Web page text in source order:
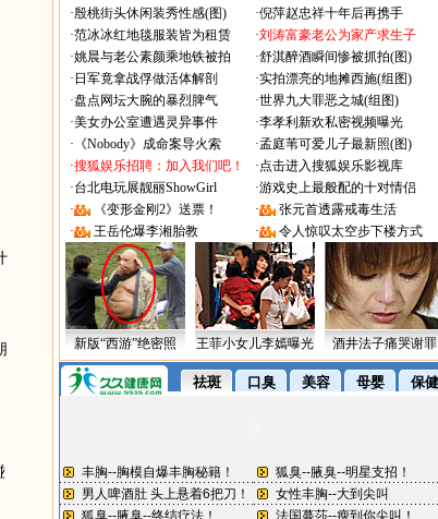
·殷桃街头休闲装秀性感(图) ·倪萍赵忠祥十年后再携手
·范冰冰红地毯服装皆为租赁 ·刘涛富豪老公为家产求生子
·姚晨与老公素颜乘地铁被拍 ·舒淇醉酒瞬间惨被抓拍(图)
· 日军竟拿战俘做活体解剖 ·实拍漂亮的地摊西施(组图)
·盘点网坛大腕的暴烈脾气 ·世界九大罪恶之城(组图)
·美女办公室遭遇灵异事件 ·李孝利新欢私密视频曝光
· 《Nobody》成命案导火索 ·孟庭苇可爱儿子最新照(图)
·搜狐娱乐招聘：加入我们吧！ ·点击进入搜狐娱乐影视库
·台北电玩展靓丽ShowGirl ·游戏史上最般配的十对情侣
·
《变形金刚2》送票！ ·
张元首透露戒毒生活
·
王岳伦爆李湘胎教 · 令人惊叹太空步下楼方式
新版“西游”绝密照 王菲小女儿李嫣曝光 酒井法子痛哭谢罪